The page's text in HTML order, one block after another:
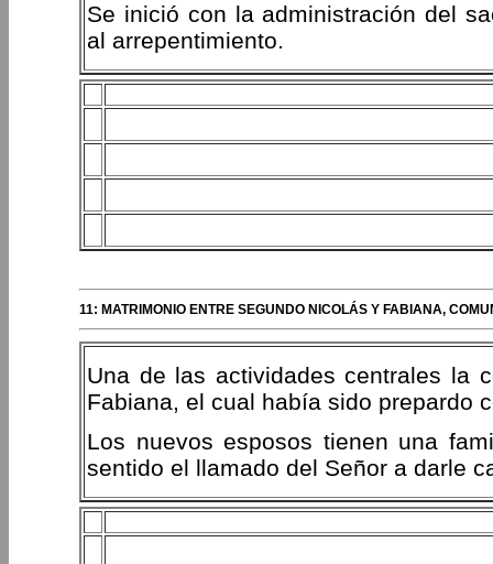
Se inició con la administración del
al arrepentimiento.
11: MATRIMONIO ENTRE SEGUNDO NICOLÁS Y FABIANA,
Una de las actividades centrales la
Fabiana, el cual había sido prepardo
Los nuevos esposos tienen una
sentido el llamado del Señor a darle